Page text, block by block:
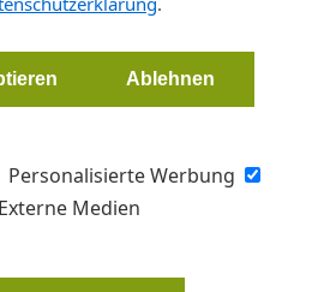
Ablehnen
Personalisierte Werbung
Externe Medien